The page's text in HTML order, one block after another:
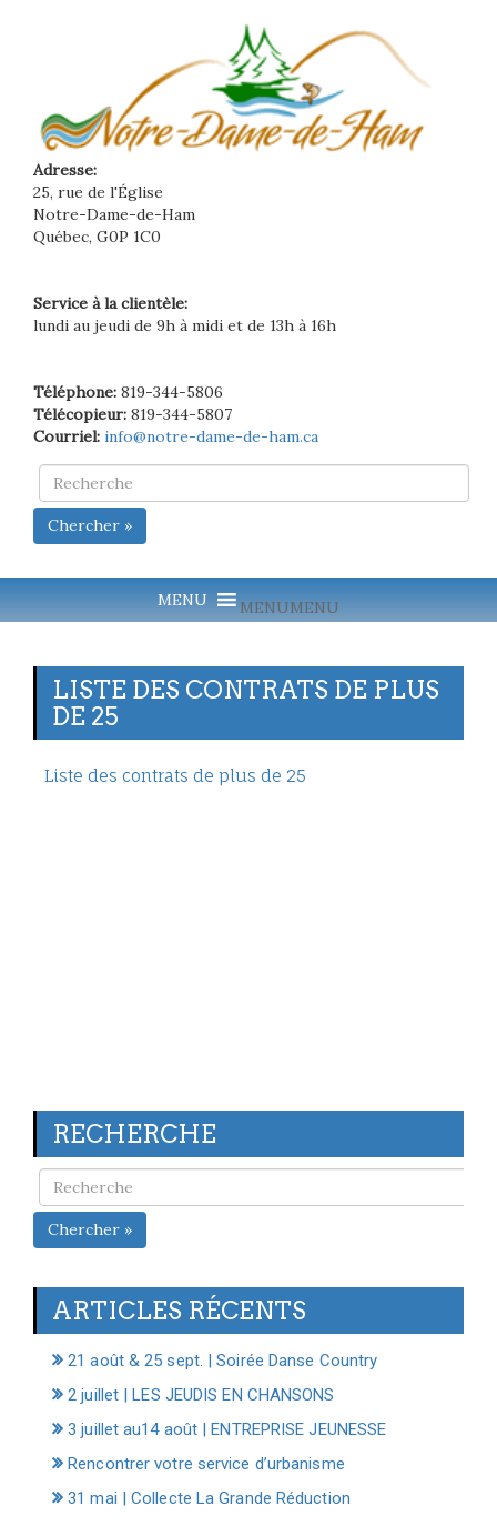
Adresse:
25, rue de l'Église
Notre-Dame-de-Ham
Québec, G0P 1C0
Service à la clientèle:
lundi au jeudi de 9h à midi et de 13h à 16h
Téléphone: 819-344-5806
Télécopieur: 819-344-5807
Courriel: info@notre-dame-de-ham.ca
Chercher »
MENUMENU
LISTE DES CONTRATS DE PLUS
DE 25
Liste des contrats de plus de 25
RECHERCHE
Chercher »
ARTICLES RÉCENTS
21 août & 25 sept. | Soirée Danse Country
2 juillet | LES JEUDIS EN CHANSONS
3 juillet au14 août | ENTREPRISE JEUNESSE
Rencontrer votre service d’urbanisme
31 mai | Collecte La Grande Réduction